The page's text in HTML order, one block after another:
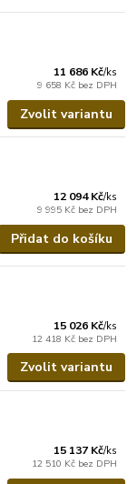
11 686 Kč/ks
9 658 Kč bez DPH
Zvolit variantu
12 094 Kč/ks
9 995 Kč bez DPH
Přidat do košíku
15 026 Kč/ks
12 418 Kč bez DPH
Zvolit variantu
15 137 Kč/ks
12 510 Kč bez DPH